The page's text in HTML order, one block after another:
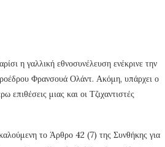
η γαλλική εθνοσυνέλευση ενέκρινε την
Φρανσουά Ολάντ. Ακόμη, υπάρχει ο
μιας και οι Τζιχαντιστές
το Άρθρο 42 (7) της Συνθήκης για